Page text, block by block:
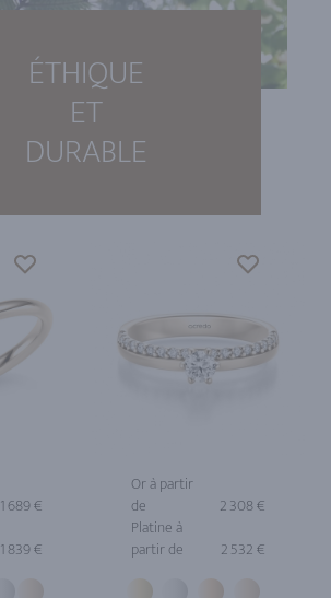
ÉTHIQUE
ET
DURABLE
1 689 €
1 839 €
Or à partir
de
2 308 €
Platine à
partir de
2 532 €